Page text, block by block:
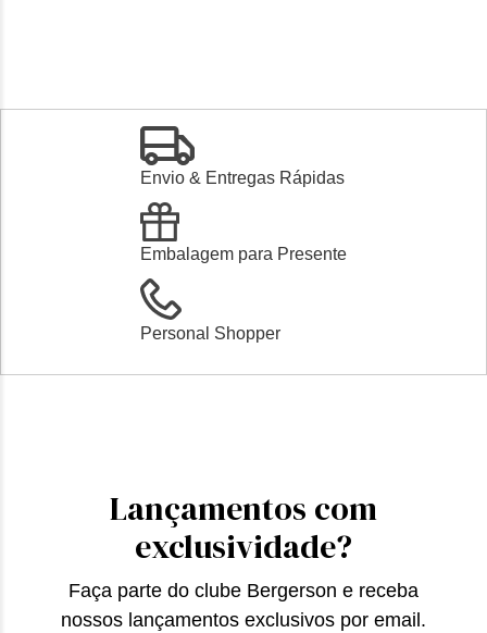
Envio & Entregas Rápidas
Embalagem para Presente
Personal Shopper
Lançamentos com
exclusividade?
Faça parte do clube Bergerson e receba
nossos lançamentos exclusivos por email.